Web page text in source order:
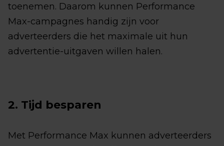
toenemen. Daarom kunnen Performance
Max-campagnes handig zijn voor
adverteerders die het maximale uit hun
advertentie-uitgaven willen halen.
2. Tijd besparen
Met Performance Max kunnen adverteerders